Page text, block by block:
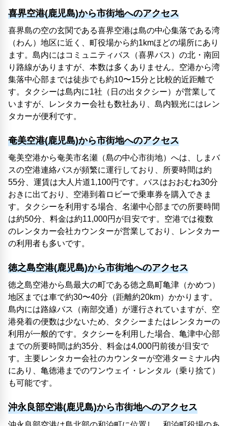
喜界空港(鹿児島)から市街地へのアクセス
喜界島の空の玄関である喜界空港は島の中心集落である湾
（わん）地区に近く、町役場から約1kmほどの場所にあり
ます。島内にはコミュニティバス（喜界バス）の北・南回
り路線がありますが、本数は多くありません。空港から湾
集落中心部までは徒歩でも約10〜15分と比較的近距離で
す。タクシーは島内に1社（日の出タクシー）が営業して
いますが、レンタカー会社も数社あり、島内観光にはレン
タカーが便利です。
奄美空港(鹿児島)から市街地へのアクセス
奄美空港から奄美市名瀬（島の中心市街地）へは、しまバ
スの空港連絡バスが頻繁に運行しており、所要時間は約
55分、運賃は大人片道1,100円です。バスはおおむね30分
おきに出ており、空港到着ロビーで乗車券を購入できま
す。タクシーを利用する場合、名瀬中心部までの所要時間
は約50分、料金は約11,000円が目安です。空港では複数
のレンタカー会社カウンターが営業しており、レンタカー
の利用者も多いです。
徳之島空港(鹿児島)から市街地へのアクセス
徳之島空港から島最大の町である徳之島町亀津（かめつ）
地区までは車で約30〜40分（距離約20km）かかります。
島内には路線バス（南部交通）が運行されていますが、空
港発着の便数は少ないため、タクシーまたはレンタカーの
利用が一般的です。タクシーを利用した場合、亀津中心部
までの所要時間は約35分、料金は4,000円前後が目安で
す。主要レンタカー会社のカウンターが空港ターミナル内
にあり、亀徳港までのワンウェイ・レンタル（乗り捨て）
も可能です。
沖永良部空港(鹿児島)から市街地へのアクセス